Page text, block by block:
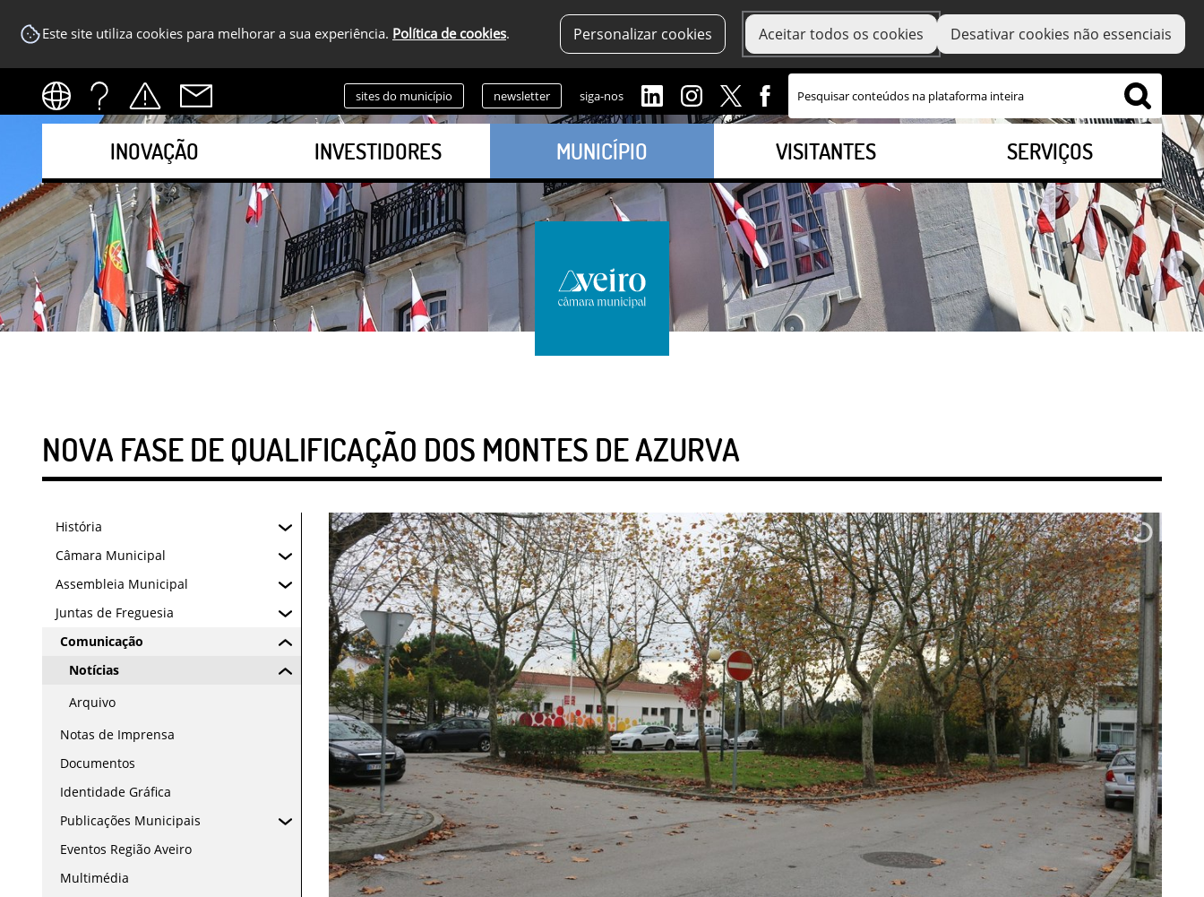
Este site utiliza cookies para melhorar a sua experiência. Política de cookies. Personalizar cookies Aceitar todos os cookies Desativar cookies não essenciais
sites do município newsletter siga-nos
INOVAÇÃO INVESTIDORES MUNICÍPIO VISITANTES SERVIÇOS
NOVA FASE DE QUALIFICAÇÃO DOS MONTES DE AZURVA
História
Câmara Municipal
Assembleia Municipal
Juntas de Freguesia
Comunicação
Notícias
Arquivo
Notas de Imprensa
Documentos
Identidade Gráfica
Publicações Municipais
Eventos Região Aveiro
Multimédia